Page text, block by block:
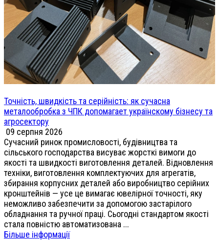
Точність, швидкість та серійність: як сучасна
металообробка з ЧПК допомагает українскому бізнесу та
агросектору
09 серпня 2026
Сучасний ринок промисловості, будівництва та
сільського господарства висуває жорсткі вимоги до
якості та швидкості виготовлення деталей. Відновлення
техніки, виготовлення комплектуючих для агрегатів,
збирання корпусних деталей або виробництво серійних
кронштейнів — усе це вимагає ювелірної точності, яку
неможливо забезпечити за допомогою застарілого
обладнання та ручної праці. Сьогодні стандартом якості
стала повністю автоматизована ...
Більше інформації